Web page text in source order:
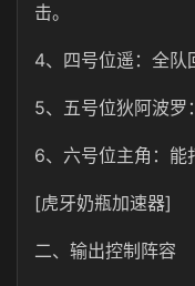
击。
4、四号位遥：全队
5、五号位狄阿波罗
6、六号位主角：能
[虎牙奶瓶加速器]
二、输出控制阵容